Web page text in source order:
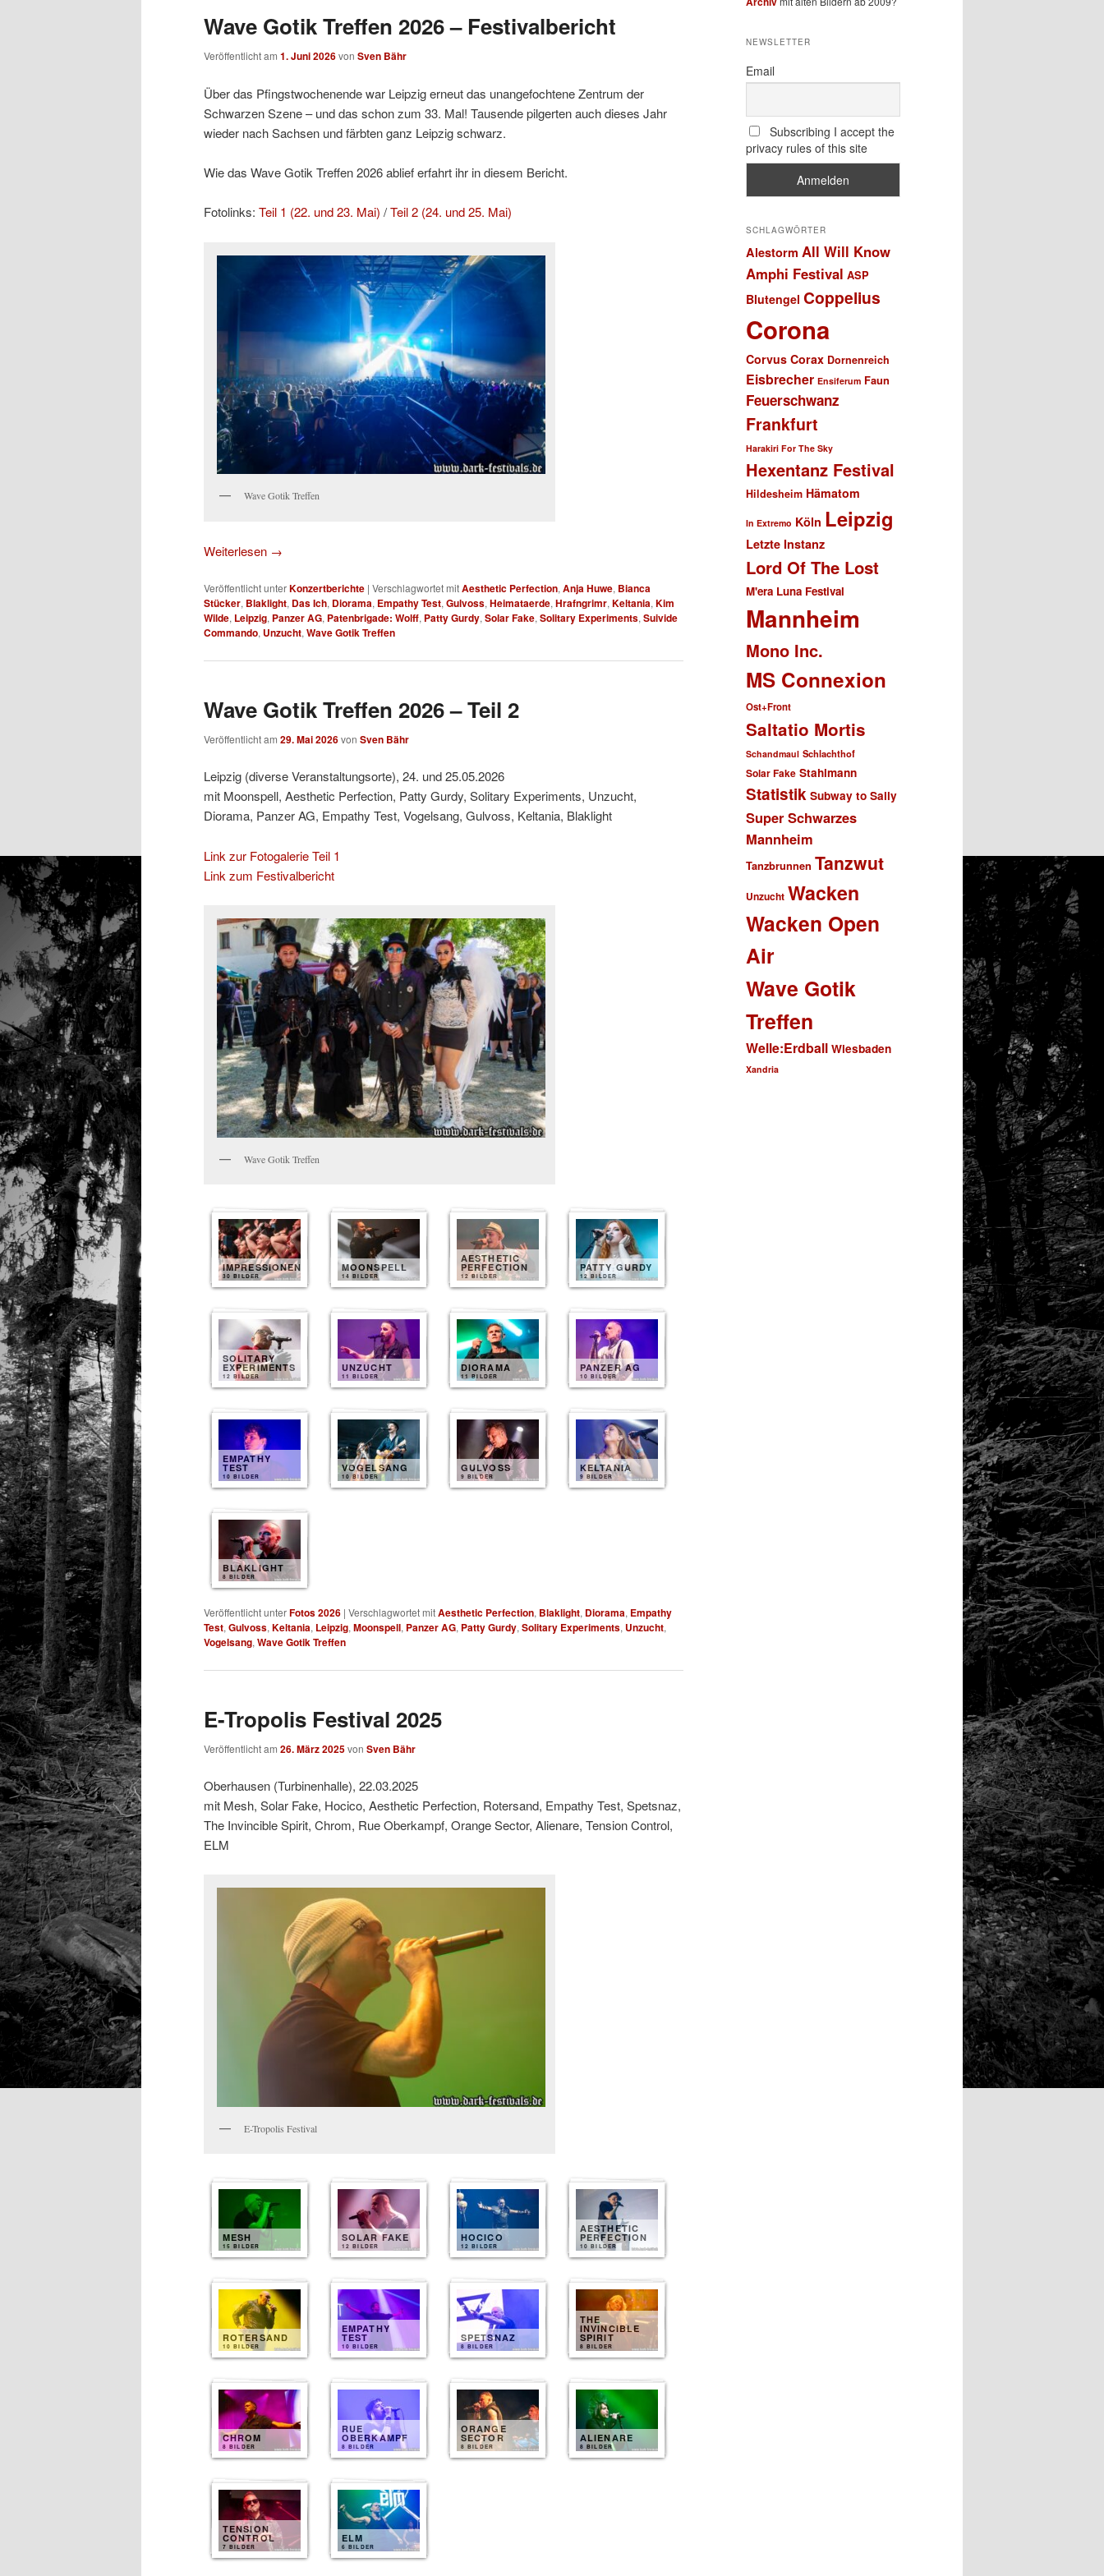
Wave Gotik Treffen 2026 – Festivalbericht
Veröffentlicht am 1. Juni 2026von Sven Bähr
Über das Pfingstwochenende war Leipzig erneut das unangefochtene Zentrum der
Schwarzen Szene – und das schon zum 33. Mal! Tausende pilgerten auch dieses Jahr
wieder nach Sachsen und färbten ganz Leipzig schwarz.
Wie das Wave Gotik Treffen 2026 ablief erfahrt ihr in diesem Bericht.
Fotolinks: Teil 1 (22. und 23. Mai) /Teil 2 (24. und 25. Mai)
Wave Gotik Treffen
Weiterlesen →
Veröffentlicht unterKonzertberichte | Verschlagwortet mitAesthetic Perfection, Anja Huwe, Bianca
Stücker, Blaklight, Das Ich, Diorama, Empathy Test, Gulvoss, Heimataerde, Hrafngrimr, Keltania, Kim
Wilde, Leipzig, Panzer AG, Patenbrigade: Wolff, Patty Gurdy, Solar Fake, Solitary Experiments, Suivide
Commando, Unzucht, Wave Gotik Treffen
Wave Gotik Treffen 2026 – Teil 2
Veröffentlicht am 29. Mai 2026von Sven Bähr
Leipzig (diverse Veranstaltungsorte), 24. und 25.05.2026
mit Moonspell, Aesthetic Perfection, Patty Gurdy, Solitary Experiments, Unzucht,
Diorama, Panzer AG, Empathy Test, Vogelsang, Gulvoss, Keltania, Blaklight
Link zur Fotogalerie Teil 1
Link zum Festivalbericht
Wave Gotik Treffen
IMPRESSIONEN
30 BILDER
MOONSPELL
14 BILDER
AESTHETIC
PERFECTION
12 BILDER
PATTY GURDY
12 BILDER
SOLITARY
EXPERIMENTS
12 BILDER
UNZUCHT
11 BILDER
DIORAMA
11 BILDER
PANZER AG
10 BILDER
EMPATHY
TEST
10 BILDER
VOGELSANG
10 BILDER
GULVOSS
9 BILDER
KELTANIA
9 BILDER
BLAKLIGHT
8 BILDER
Veröffentlicht unterFotos 2026 | Verschlagwortet mitAesthetic Perfection, Blaklight, Diorama, Empathy
Test, Gulvoss, Keltania, Leipzig, Moonspell, Panzer AG, Patty Gurdy, Solitary Experiments, Unzucht,
Vogelsang, Wave Gotik Treffen
E-Tropolis Festival 2025
Veröffentlicht am 26. März 2025von Sven Bähr
Oberhausen (Turbinenhalle), 22.03.2025
mit Mesh, Solar Fake, Hocico, Aesthetic Perfection, Rotersand, Empathy Test, Spetsnaz,
The Invincible Spirit, Chrom, Rue Oberkampf, Orange Sector, Alienare, Tension Control,
ELM
E-Tropolis Festival
MESH
15 BILDER
SOLAR FAKE
12 BILDER
HOCICO
12 BILDER
AESTHETIC
PERFECTION
10 BILDER
ROTERSAND
10 BILDER
EMPATHY
TEST
10 BILDER
SPETSNAZ
8 BILDER
THE
INVINCIBLE
SPIRIT
8 BILDER
CHROM
8 BILDER
RUE
OBERKAMPF
8 BILDER
ORANGE
SECTOR
8 BILDER
ALIENARE
8 BILDER
TENSION
CONTROL
7 BILDER
ELM
6 BILDER
NEWSLETTER
Email
Subscribing I accept the
privacy rules of this site
SCHLAGWÖRTER
Alestorm All Will Know
Amphi Festival ASP
Blutengel Coppelius
Corona
Corvus Corax Dornenreich
Eisbrecher Ensiferum Faun
Feuerschwanz
Frankfurt
Harakiri For The Sky
Hexentanz Festival
Hildesheim Hämatom
In Extremo Köln Leipzig
Letzte Instanz
Lord Of The Lost
M'era Luna Festival
Mannheim
Mono Inc.
MS Connexion
Ost+Front
Saltatio Mortis
Schandmaul Schlachthof
Solar Fake Stahlmann
Statistik Subway to Sally
Super Schwarzes
Mannheim
Tanzbrunnen Tanzwut
Unzucht Wacken
Wacken Open
Air
Wave Gotik
Treffen
Welle:Erdball Wiesbaden
Xandria